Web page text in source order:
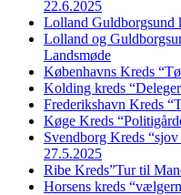
22.6.2025
Lolland Guldborgsund
Lolland og
Landsmøde
Københavns Kreds
Kolding kreds
Frederikshavn Kreds
Køge Kreds
Svendborg Kreds
27.5.2025
Ribe Kreds”Tur til
Horsens kreds